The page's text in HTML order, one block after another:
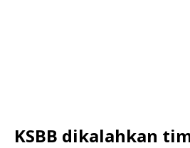
KSBB dikalahkan